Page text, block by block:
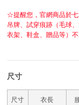
☆提醒您，官網商品於
吊牌、試穿痕跡（毛球
衣架、鞋盒、贈品等）
尺寸
尺寸 衣長